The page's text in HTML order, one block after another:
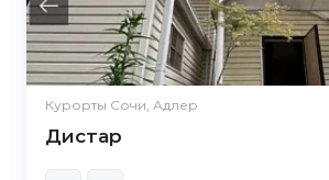
Курорты Сочи, Адлер
Дистар